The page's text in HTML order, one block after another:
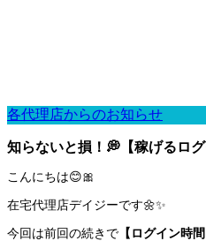
各代理店からのお知らせ
知らないと損！💭【稼げるロ
こんにちは😊🎀
在宅代理店デイジーです🌼✨
今回は前回の続きで 【ログイン時